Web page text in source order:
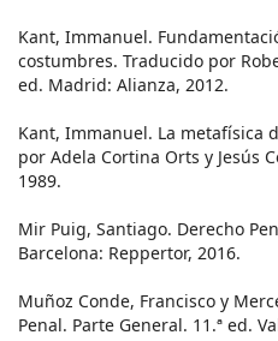
Kant, Immanuel.
costumbres. Traducido por
ed. Madrid: Alianza, 2012.
Kant, Immanuel. La metafísica
por Adela Cortina Orts y Jesús
1989.
Mir Puig, Santiago. Derecho
Barcelona: Reppertor, 2016.
Muñoz Conde, Francisco y
Penal. Parte General. 11.ª ed.